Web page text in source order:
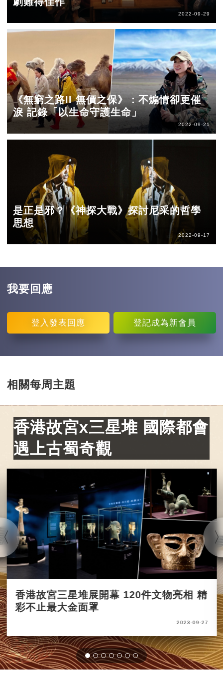
2022-09-29
《無窮之路II 無價之保》：不煽情卻更催
淚 記錄「以生命守護生命」
2022-09-21
是正是邪？《神探大戰》探討尼采的哲學
思想
2022-09-17
我要回應
登入 發表回應 登記成為新會員
相關每周主題
香港故宮x三星堆 國際都會
遇上古蜀奇觀
香港故宮三星堆展開幕 120件文物亮相 精
彩不止最大金面罩
2023-09-27